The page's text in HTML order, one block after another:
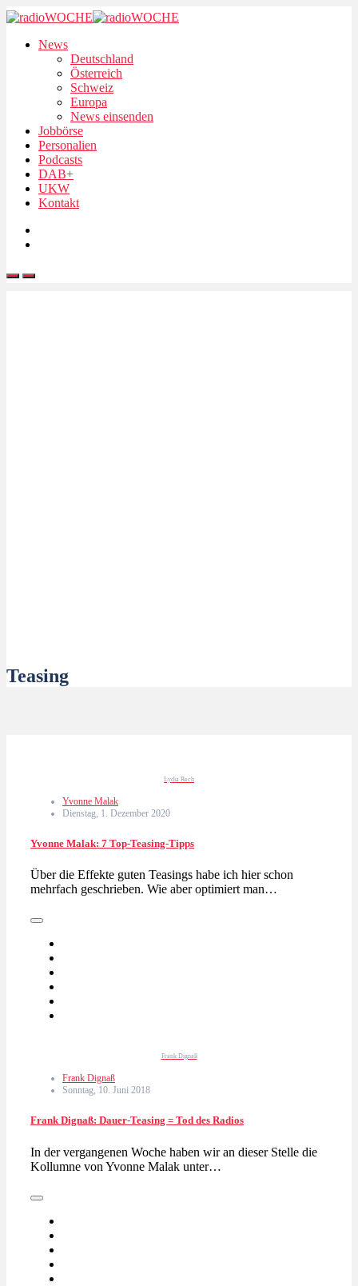
News
Deutschland
Österreich
Schweiz
Europa
News einsenden
Jobbörse
Personalien
Podcasts
DAB+
UKW
Kontakt
Teasing
Lydia Rech
Yvonne Malak
Dienstag, 1. Dezember 2020
Yvonne Malak: 7 Top-Teasing-Tipps
Über die Effekte guten Teasings habe ich hier schon
mehrfach geschrieben. Wie aber optimiert man…
Frank Dignaß
Frank Dignaß
Sonntag, 10. Juni 2018
Frank Dignaß: Dauer-Teasing = Tod des Radios
In der vergangenen Woche haben wir an dieser Stelle die
Kollumne von Yvonne Malak unter…